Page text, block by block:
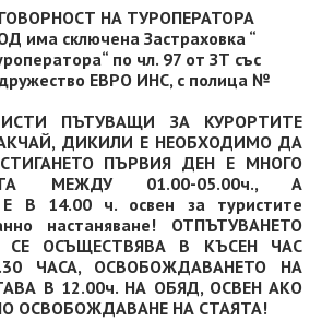
НА ТУРОПЕРАТОРА
има сключена Застраховка “
по чл. 97 от ЗТ със
ЕВРО ИНС, с полица №
ПЪТУВАЩИ ЗА КУРОРТИТЕ
ДИКИЛИ Е НЕОБХОДИМО ДА
ПЪРВИЯ ДЕН Е МНОГО
МЕЖДУ 01.00-05.00ч., А
В 14.00 ч. освен за туристите
настаняване! ОТПЪТУВАНЕТО
СЕ ОСЪЩЕСТВЯВА В КЪСЕН ЧАС
ЧАСА, ОСВОБОЖДАВАНЕТО НА
В 12.00ч. НА ОБЯД, ОСВЕН АКО
ОСВОБОЖДАВАНЕ НА СТАЯТА!